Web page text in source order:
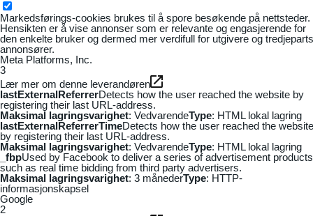
Markedsførings-cookies brukes til å spore besøkende på nettsteder.
Hensikten er å vise annonser som er relevante og engasjerende for
den enkelte bruker og dermed mer verdifull for utgivere og tredjeparts
annonsører.
Meta Platforms, Inc.
3
Lær mer om denne leverandøren
lastExternalReferrerDetects how the user reached the website by
registering their last URL-address.
Maksimal lagringsvarighet: VedvarendeType: HTML lokal lagring
lastExternalReferrerTimeDetects how the user reached the website
by registering their last URL-address.
Maksimal lagringsvarighet: VedvarendeType: HTML lokal lagring
_fbpUsed by Facebook to deliver a series of advertisement products
such as real time bidding from third party advertisers.
Maksimal lagringsvarighet: 3 månederType: HTTP-
informasjonskapsel
Google
2